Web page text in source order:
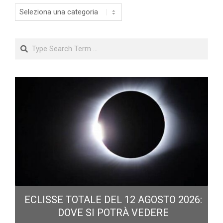
Categorie
Search
ECLISSE TOTALE DEL 12 AGOSTO 2026:
DOVE SI POTRÀ VEDERE